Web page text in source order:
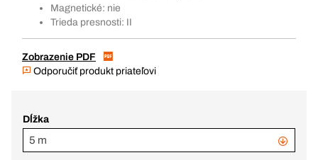
Magnetické: nie
Trieda presnosti: II
Zobrazenie PDF
Odporučiť produkt priateľovi
Dĺžka
5 m